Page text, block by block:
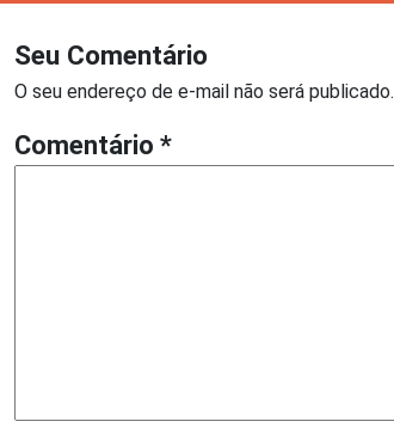
Seu Comentário
O seu endereço de e-mail não será publicado.
Comentário *